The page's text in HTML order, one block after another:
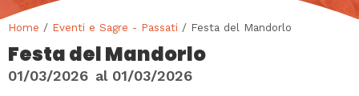
Home / Eventi e Sagre - Passati / Festa del Mandorlo
Festa del Mandorlo
01/03/2026 al 01/03/2026